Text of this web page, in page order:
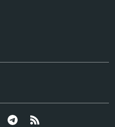
Telegram